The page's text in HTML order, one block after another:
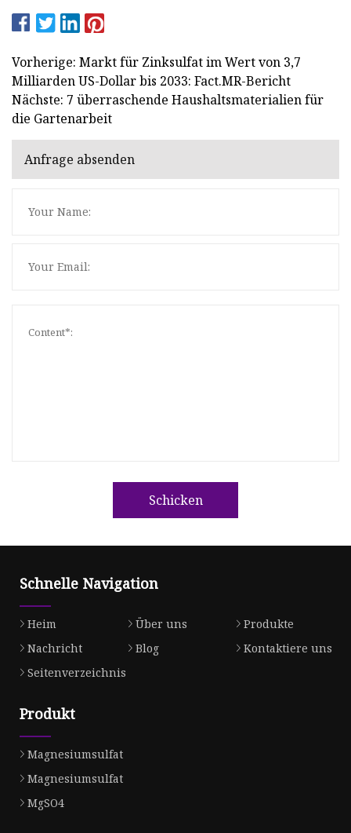
Vorherige: Markt für Zinksulfat im Wert von 3,7
Milliarden US-Dollar bis 2033: Fact.MR-Bericht
Nächste: 7 überraschende Haushaltsmaterialien für
die Gartenarbeit
Anfrage absenden
Schicken
Schnelle Navigation
Heim Über uns
Produkte
Nachricht
Blog
Kontaktiere uns
Seitenverzeichnis
Produkt
Magnesiumsulfat
Magnesiumsulfat
MgSO4